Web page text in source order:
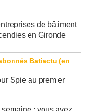
de bâtiment
Spie au premier